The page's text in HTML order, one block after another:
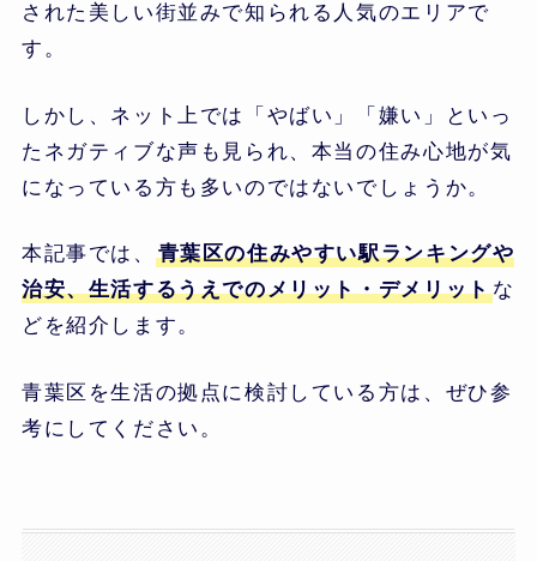
された美しい街並みで知られる人気のエリアで
す。
しかし、ネット上では「やばい」「嫌い」といっ
たネガティブな声も見られ、本当の住み心地が気
になっている方も多いのではないでしょうか。
本記事では、
青葉区の住みやすい駅ランキングや
治安、生活するうえでのメリット・デメリットな
どを紹介します。
青葉区を生活の拠点に検討している方は、ぜひ参
考にしてください。